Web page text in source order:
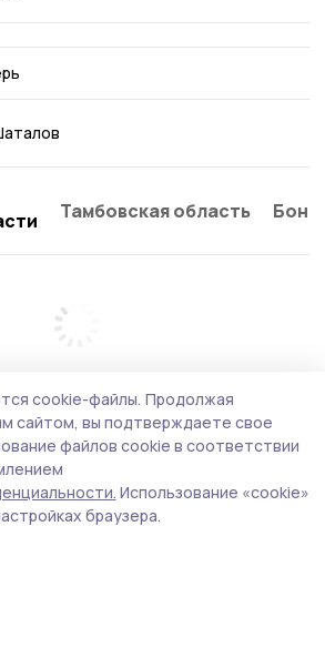
Тамбовская область
cookie-файлы. Продолжая
сайтом, вы подтверждаете свое
файлов cookie в соответствии
Использование «cookie»
браузера.